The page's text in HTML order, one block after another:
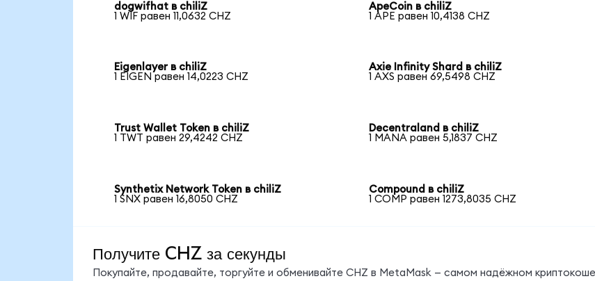
dogwifhat в chiliZ
1 WIF равен 11,0632 CHZ
ApeCoin в chiliZ
1 APE равен 10,4138 CHZ
Eigenlayer в chiliZ
1 EIGEN равен 14,0223 CHZ
Axie Infinity Shard в chiliZ
1 AXS равен 69,5498 CHZ
Trust Wallet Token в chiliZ
1 TWT равен 29,4242 CHZ
Decentraland в chiliZ
1 MANA равен 5,1837 CHZ
Synthetix Network Token в chiliZ
1 SNX равен 16,8050 CHZ
Compound в chiliZ
1 COMP равен 1273,8035 CHZ
Получите CHZ за секунды
Покупайте, продавайте, торгуйте и обменивайте CHZ в MetaMask — самом надёжном